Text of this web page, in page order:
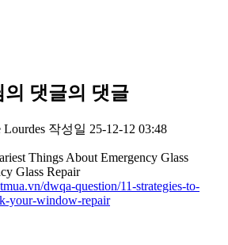
의 댓글의 댓글
Lourdes 작성일 25-12-12 03:48
Things About Emergency Glass
Glass Repair
dwqa-question/11-strategies-to-
your-window-repair